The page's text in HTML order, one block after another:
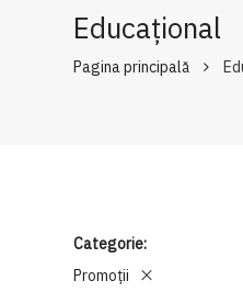
Educațional
Pagina principală
Categorie
Promoții